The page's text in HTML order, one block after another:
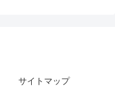
サイトマップ